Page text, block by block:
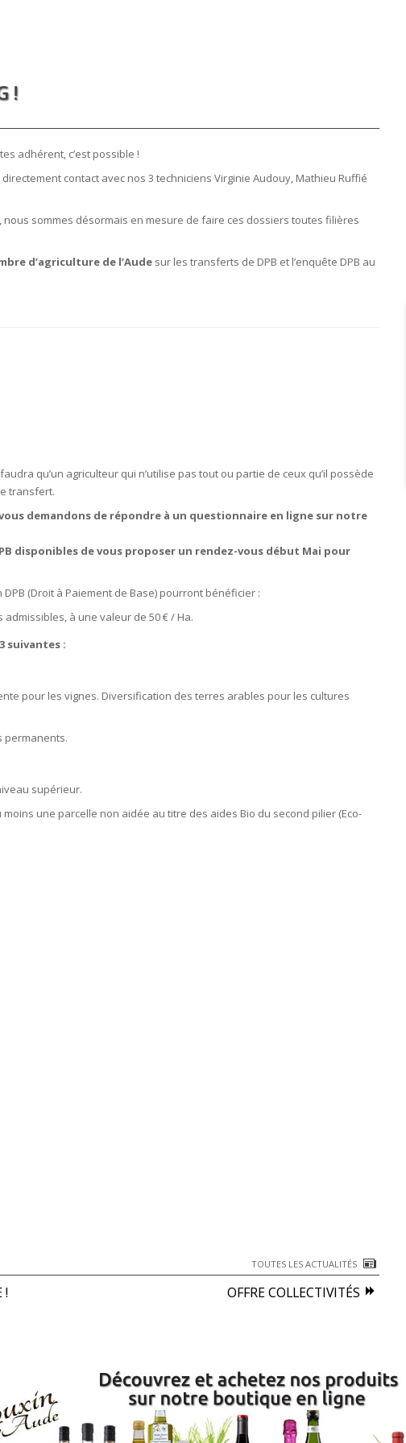
!
adhérent, c’est possible !
contact avec nos 3 techniciens Virginie Audouy, Mathieu Ruffié
, nous sommes désormais en mesure de faire ces dossiers toutes filières
d’agriculture de l’Aude sur les transferts de DPB et l’enquête DPB au
qu’un agriculteur qui n’utilise pas tout ou partie de ceux qu’il possède
transfert.
demandons de répondre à un questionnaire en ligne sur notre
disponibles de vous proposer un rendez-vous début Mai pour
(Droit à Paiement de Base) pourront bénéficier :
à une valeur de 50 € / Ha.
suivantes :
pour les vignes. Diversification des terres arables pour les cultures
permanents.
supérieur.
une parcelle non aidée au titre des aides Bio du second pilier (Eco-
TOUTES LES ACTUALITÉS
! OFFRE COLLECTIVITÉS